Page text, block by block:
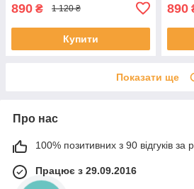
890 ₴ 1 120 ₴
Купити
890
Показати ще
Про нас
100% позитивних з 90 відгуків за
Працює з 29.09.2016